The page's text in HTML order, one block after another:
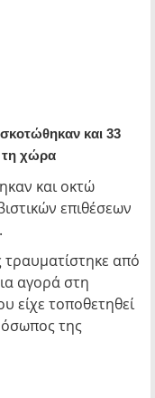
και 33
τη χώρα
και οκτώ
επιθέσεων
τραυματίστηκε από
αγορά στη
είχε τοποθετηθεί
της